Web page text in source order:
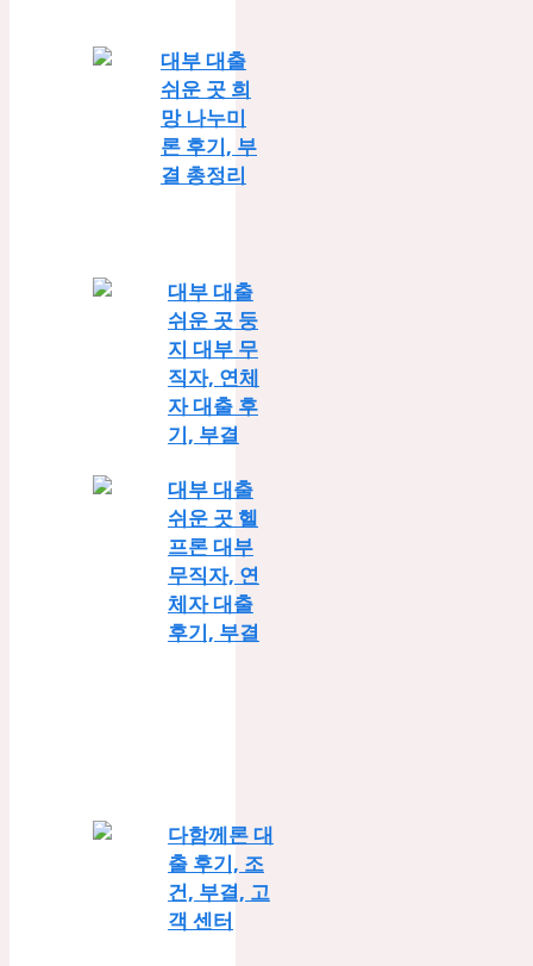
대부 대출
쉬운 곳 희
망 나누미
론 후기, 부
결 총정리
대부 대출
쉬운 곳 둥
지 대부 무
직자, 연체
자 대출 후
기, 부결
대부 대출
쉬운 곳 헬
프론 대부
무직자, 연
체자 대출
후기, 부결
다함께론 대
출 후기, 조
건, 부결, 고
객 센터